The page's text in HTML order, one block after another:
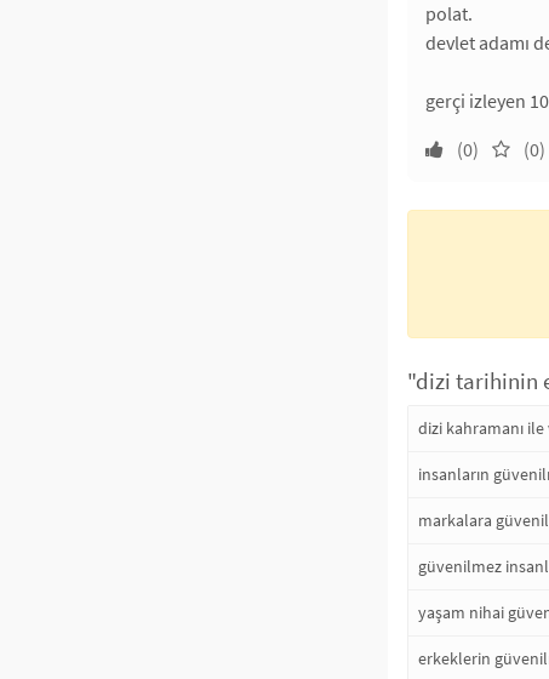
polat.
devlet adamı
gerçi izleyen
(0)
(0)
"dizi tarihinin
dizi kahramanı
insanların
markalara
güvenilmez
yaşam nihai
erkeklerin